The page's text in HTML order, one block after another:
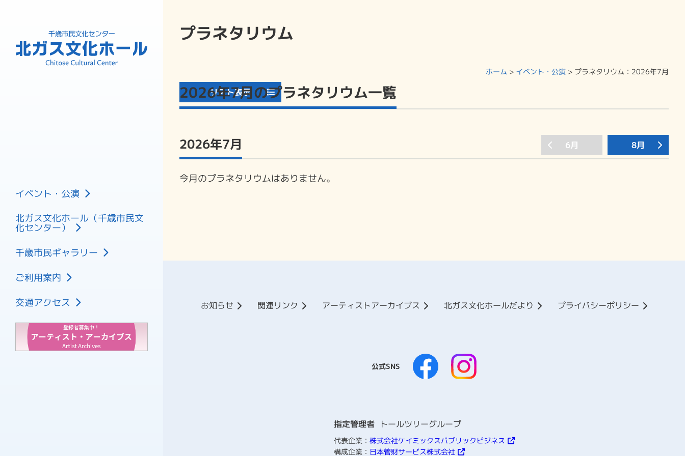
イベント・公演
北ガス文化ホール（千歳市民文
化センター）
千歳市民ギャラリー
ご利用案内
交通アクセス
主催公演
催し
プラネタリウム
2026年8月
2026年9月
2026年11月
2026年12月
フロアマップ
中ホール
控室
その他諸室
喫茶 ピアハーブ
フロアマップ
展示ホール2
研修室
利用の申し込み
文化センター施設利用料金
ギャラリー利用料金
施設の空き状況
資料ダウンロード
プラネタリウム
ホーム > イベント・公演 > プラネタリウム ：2026年7月
2026年7月のプラネタリウム一覧
リスト表示
2026年7月 6月 8月
今月のプラネタリウムはありません。
お知らせ 関連リンク アーティストアーカイブス 北ガス文化ホールだより プライバシーポリシー
公式SNS
指定管理者 トールツリーグループ
代表企業： 株式会社ケイミックスパブリックビジネス
構成企業： 日本管財サービス株式会社